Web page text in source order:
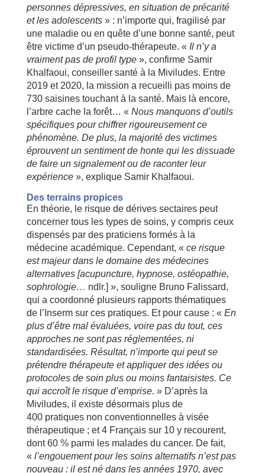
personnes dépressives, en situation de précarité
et les adolescents» : n’importe qui, fragilisé par
une maladie ou en quête d’une bonne santé, peut
être victime d’un pseudo-thérapeute. « Il n’y a
vraiment pas de profil type», confirme Samir
Khalfaoui, conseiller santé à la Miviludes. Entre
2019 et 2020, la mission a recueilli pas moins de
730 saisines touchant à la santé. Mais là encore,
l’arbre cache la forêt… « Nous manquons d’outils
spécifiques pour chiffrer rigoureusement ce
phénomène. De plus, la majorité des victimes
éprouvent un sentiment de honte qui les dissuade
de faire un signalement ou de raconter leur
expérience», explique Samir Khalfaoui.
Des terrains propices
En théorie, le risque de dérives sectaires peut
concerner tous les types de soins, y compris ceux
dispensés par des praticiens formés à la
médecine académique. Cependant, « ce risque
est majeur dans le domaine des médecines
alternatives [acupuncture, hypnose, ostéopathie,
sophrologie… ndlr.] », souligne Bruno Falissard,
qui a coordonné plusieurs rapports thématiques
de l’Inserm sur ces pratiques. Et pour cause : « En
plus d’être mal évaluées, voire pas du tout, ces
approches ne sont pas réglementées, ni
standardisées. Résultat, n’importe qui peut se
prétendre thérapeute et appliquer des idées ou
protocoles de soin plus ou moins fantaisistes. Ce
qui accroît le risque d’emprise. » D’après la
Miviludes, il existe désormais plus de
400 pratiques non conventionnelles à visée
thérapeutique ; et 4 Français sur 10 y recourent,
dont 60 % parmi les malades du cancer. De fait,
« l’engouement pour les soins alternatifs n’est pas
nouveau : il est né dans les années 1970, avec